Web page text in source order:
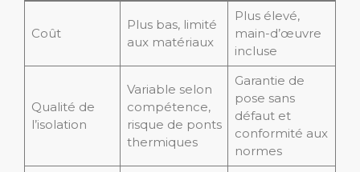
Coût
Plus bas, limité
aux matériaux
Plus élevé,
main-d’œuvre
incluse
Qualité de
l’isolation
Variable selon
compétence,
risque de ponts
thermiques
Garantie de
pose sans
défaut et
conformité aux
normes